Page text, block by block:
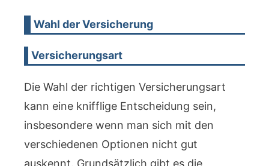
Wahl der Versicherung
Versicherungsart
Die Wahl der richtigen Versicherungsart
kann eine knifflige Entscheidung sein,
insbesondere wenn man sich mit den
verschiedenen Optionen nicht gut
auskennt. Grundsätzlich gibt es die